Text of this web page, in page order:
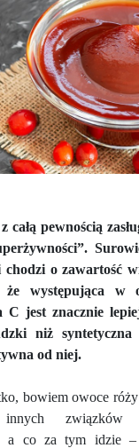
całą pewnością
chodzi o zawartość
że występująca w
C jest znacznie
niż
od niej.
bowiem owoce
związków
a co za tym idzie